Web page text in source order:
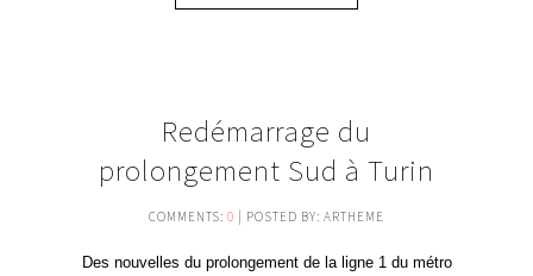
Redémarrage du
prolongement Sud à Turin
COMMENTS: 0 | POSTED BY: ARTHEME
Des nouvelles du prolongement de la ligne 1 du métro